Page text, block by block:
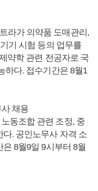
라가 의약품 도매관리,
기 시험 등의 업무를
약학 관련 전공자로 국
하다. 접수기간은 8월1
채용
동조합 관련 조정, 중
. 공인노무사 자격 소
8월9일 9시부터 8월